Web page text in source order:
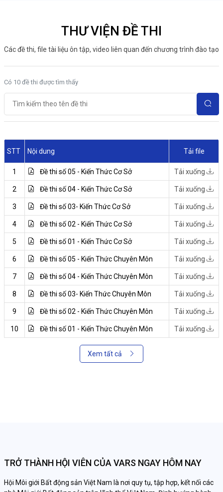
THƯ VIỆN ĐỀ THI
Các đề thi, file tài liệu ôn tập, video liên quan đến chương trình đào tạo
Có 10 đề thi được tìm thấy
STT Nội dung Tải file
1 Đề thi số 05 - Kiến Thức Cơ Sở Tải xuống
2 Đề thi số 04 - Kiến Thức Cơ Sở Tải xuống
3 Đề thi số 03- Kiến Thức Cơ Sở Tải xuống
4 Đề thi số 02 - Kiến Thức Cơ Sở Tải xuống
5 Đề thi số 01 - Kiến Thức Cơ Sở Tải xuống
6 Đề thi số 05 - Kiến Thức Chuyên Môn Tải xuống
7 Đề thi số 04 - Kiến Thức Chuyên Môn Tải xuống
8 Đề thi số 03- Kiến Thức Chuyên Môn Tải xuống
9 Đề thi số 02 - Kiến Thức Chuyên Môn Tải xuống
10 Đề thi số 01 - Kiến Thức Chuyên Môn Tải xuống
Xem tất cả
TRỞ THÀNH HỘI VIÊN CỦA VARS NGAY HÔM NAY
Hội Môi giới Bất động sản Việt Nam là nơi quy tụ, tập hợp, kết nối các